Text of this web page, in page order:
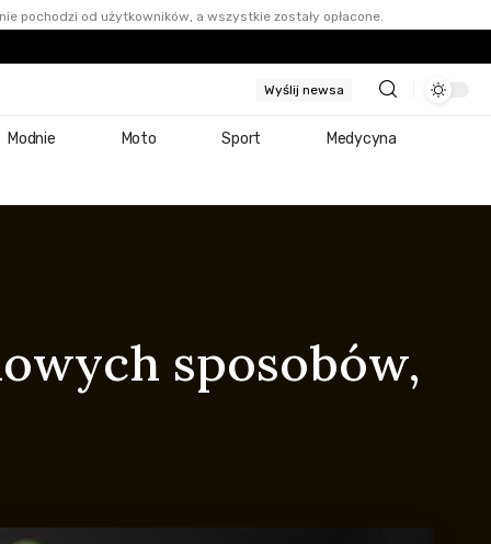
pochodzi od użytkowników, a wszystkie zostały opłacone.
Wyślij newsa
Modnie Moto Sport Medycyna
sposobów,